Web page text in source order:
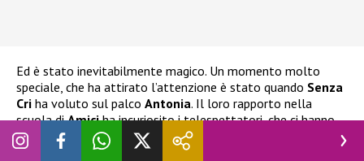
Ed è stato inevitabilmente magico. Un momento molto
speciale, che ha attirato l’attenzione è stato quando Senza
Cri ha voluto sul palco Antonia. Il loro rapporto nella
scuola diAmiciha incuriosito i telespettatori, che ci hanno
visto sempre qualcosa di più di una semplice amicizia. E se
inizialmente hanno preferito preservare il loro legame, di